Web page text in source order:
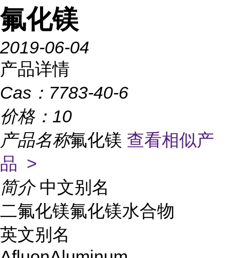
氟化镁
2019-06-04
产品详情
Cas： 7783-40-6
价格： 10
产品名称氟化镁 查看相似产
品 >
简介 中文别名
二氟化镁氟化镁水合物
英文别名